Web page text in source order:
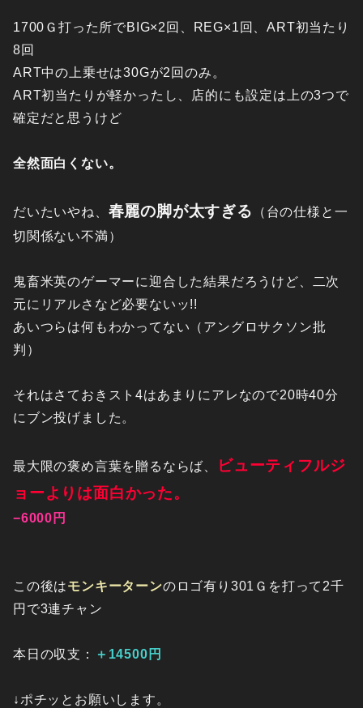
1700Ｇ打った所でBIG×2回、REG×1回、ART初当たり
8回
ART中の上乗せは30Gが2回のみ。
ART初当たりが軽かったし、店的にも設定は上の3つで
確定だと思うけど
全然面白くない。
だいたいやね、 春麗の脚が太すぎる
（台の仕様と一
切関係ない不満）
鬼畜米英のゲーマーに迎合した結果だろうけど、二次
元にリアルさなど必要ないッ!!
あいつらは何もわかってない（アングロサクソン批
判）
それはさておきスト4はあまりにアレなので20時40分
にブン投げました。
最大限の褒め言葉を贈るならば、
ビューティフルジ
ョーよりは面白かった。
−6000円
この後はモンキーターンのロゴ有り301Ｇを打って2千
円で3連チャン
本日の収支： ＋14500円
↓ポチッとお願いします。